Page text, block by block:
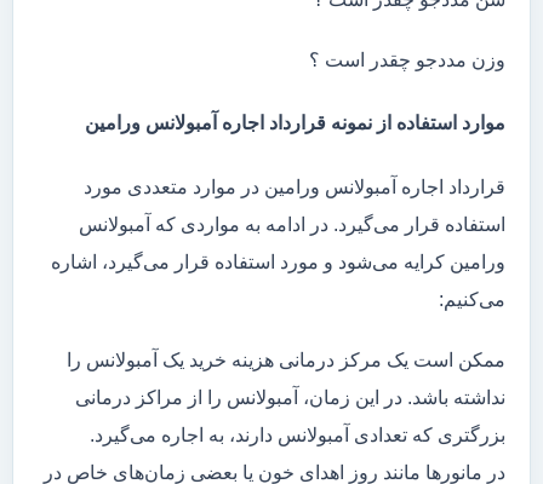
وزن مددجو چقدر است ؟
موارد استفاده از نمونه قرارداد اجاره آمبولانس ورامین
قرارداد اجاره آمبولانس ورامین در موارد متعددی مورد
استفاده قرار می‌گیرد. در ادامه به مواردی که آمبولانس
ورامین کرایه می‌شود و مورد استفاده قرار می‌گیرد، اشاره
می‌کنیم:
ممکن است یک مرکز درمانی هزینه خرید یک آمبولانس را
نداشته باشد. در این زمان، آمبولانس را از مراکز درمانی
بزرگتری که تعدادی آمبولانس دارند، به اجاره می‌گیرد.
در مانور‌ها مانند روز اهدای خون یا بعضی زمان‌های خاص در